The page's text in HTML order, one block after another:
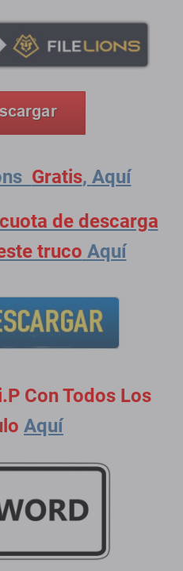
Gratis, Aquí
de descarga
truco Aquí
Con Todos Los
Aquí